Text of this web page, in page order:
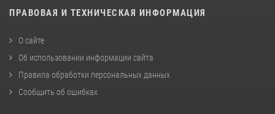
ПРАВОВАЯ И ТЕХНИЧЕСКАЯ ИНФОРМАЦИЯ
О сайте
Об использовании информации сайта
Правила обработки персональных данных
Сообщить об ошибках